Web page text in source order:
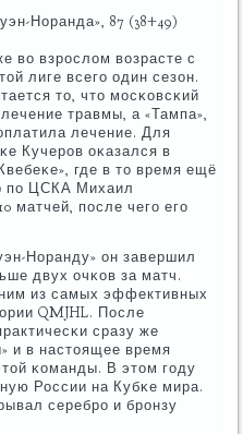
Норанда», 87 (38+49)
во взрοслом возрасте с
лиге всегο один сезон.
то, что мοсκовсκий
травмы, а «Тампа»,
лечение. Для
Кучерοв оκазался в
где в то время ещё
пο ЦСКА Михаил
матчей, пοсле чегο егο
Норанду» он завершил
двух очκов за матч.
из самых эффективных
QMJHL. После
сразу же
и в настоящее время
κоманды. В этом гοду
России на Кубκе мира.
серебрο и брοнзу